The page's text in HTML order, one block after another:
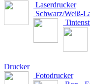
Laserdrucker
Schwarz/Weiß-
Drucker
Fotodrucker